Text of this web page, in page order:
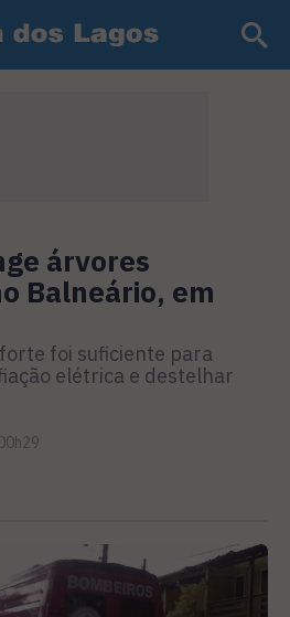
árvores
Balneário, em
foi suficiente para
elétrica e destelhar